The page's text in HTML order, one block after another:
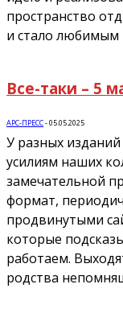
пространство
и стало любимым
Все-таки – 5
АРС-ПРЕСС-05.05.2025
У разных изданий
усилиям наших
замечательной
формат,
продвинутыми
которые
работаем.
родства